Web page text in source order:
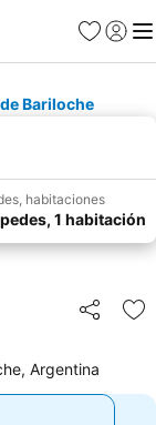
Favoritos
Iniciar
Bariloche
habitaciones
1 habitación
Compartir
Argentina